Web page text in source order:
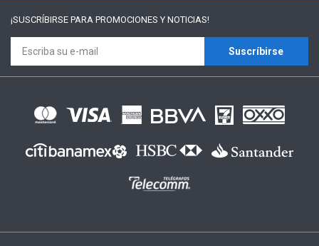
¡SUSCRÍBIRSE PARA PROMOCIONES Y NOTICIAS!
Suscríbirse